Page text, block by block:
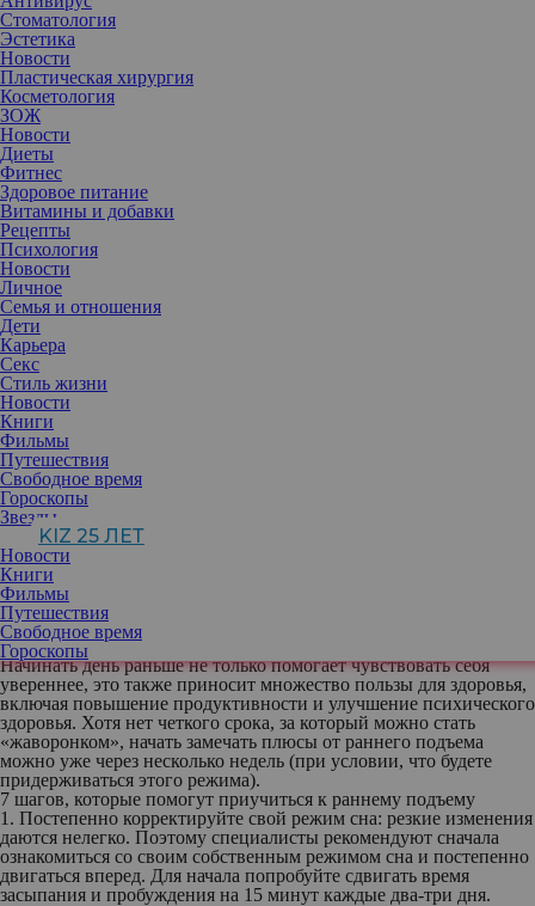
Стоматология
Эстетика
Новости
Пластическая хирургия
Косметология
ЗОЖ
Новости
Диеты
Фитнес
Здоровое питание
Витамины и добавки
Рецепты
Психология
Новости
Личное
Семья и отношения
Дети
Карьера
Секс
Стиль жизни
Новости
Книги
Фильмы
Путешествия
Свободное время
Гороскопы
Звезды
KIZ 25 ЛЕТ
Новости
Книги
Фильмы
Путешествия
Свободное время
Гороскопы
Если вы хотите внести позитивные изменения в свою жизнь,
первым шагом может стать корректировка режима сна . Хотя
многие «совы» прекрасно себя чувствуют, придерживаясь
вечернего расписания, иногда полезно быть и «жаворонком».
Весна – идеальное время, чтобы попытаться придерживаться
нового, более раннего расписания: дни становятся длиннее, в
воздухе витает надежда на перемены к лучшему. Неслучайно
многие в это время хотят перестроить свой распорядок дня и
начать своего рода новую жизнь.
Тем не менее, ранний подъем не всем дается легко. На самом
деле, многое зависит от личного циркадного ритма. Но это не
значит, что все потеряно. Немного дисциплины и несколько
советов от эксперта помогут практически каждому научиться
быть «жаворонком».
Начинать день раньше не только помогает чувствовать себя
увереннее, это также приносит множество пользы для здоровья,
включая повышение продуктивности и улучшение психического
здоровья. Хотя нет четкого срока, за который можно стать
«жаворонком», начать замечать плюсы от раннего подъема
можно уже через несколько недель (при условии, что будете
придерживаться этого режима).
7 шагов, которые помогут приучиться к раннему подъему
1. Постепенно корректируйте свой режим сна: резкие изменения
даются нелегко. Поэтому специалисты рекомендуют сначала
ознакомиться со своим собственным режимом сна и постепенно
двигаться вперед. Для начала попробуйте сдвигать время
засыпания и пробуждения на 15 минут каждые два-три дня.